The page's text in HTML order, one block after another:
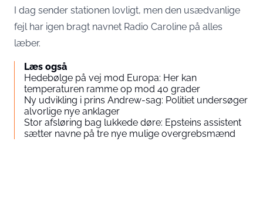
I dag sender stationen lovligt, men den usædvanlige
fejl har igen bragt navnet Radio Caroline på alles
læber.
Læs også
Hedebølge på vej mod Europa: Her kan
temperaturen ramme op mod 40 grader
Ny udvikling i prins Andrew-sag: Politiet undersøger
alvorlige nye anklager
Stor afsløring bag lukkede døre: Epsteins assistent
sætter navne på tre nye mulige overgrebsmænd